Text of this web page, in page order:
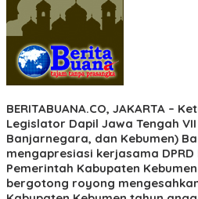
BERITABUANA.CO, JAKARTA –
Legislator Dapil Jawa Tengah
Banjarnegara, dan Kebumen)
mengapresiasi kerjasama
Pemerintah Kabupaten
bergotong royong